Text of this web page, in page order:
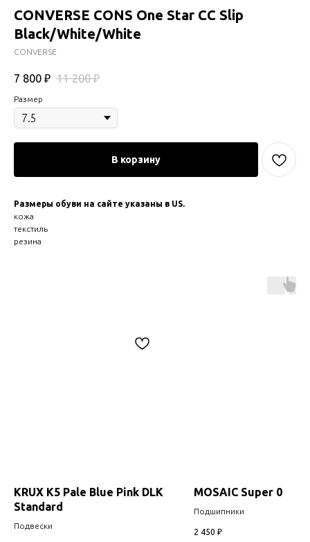
CONVERSE CONS One Star CC Slip
Black/White/White
CONVERSE
7 800 ₽ 11 200 ₽
Размер
В корзину
Размеры обуви на сайте указаны в US.
кожа
текстиль
резина
KRUX K5 Pale Blue Pink DLK
Standard
Подвески
MOSAIC Super 0
Подшипники
2 450 ₽